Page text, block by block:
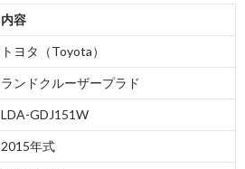
内容
トヨタ（Toyota）
ランドクルーザープラド
LDA-GDJ151W
2015年式